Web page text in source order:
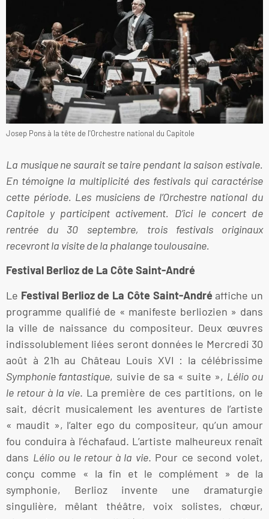
Josep Pons à la tête de l'Orchestre national du Capitole
La musique ne saurait se taire pendant la saison estivale.
En témoigne la multiplicité des festivals qui caractérise
cette période. Les musiciens de l’Orchestre national du
Capitole y participent activement. D’ici le concert de
rentrée du 30 septembre, trois festivals originaux
recevront la visite de la phalange toulousaine.
Festival Berlioz de La Côte Saint-André
Le Festival Berlioz de La Côte Saint-Andréaffiche un
programme qualifié de « manifeste berliozien » dans
la ville de naissance du compositeur. Deux œuvres
indissolublement liées seront données le Mercredi 30
août à 21h au Château Louis XVI : la célébrissime
Symphonie fantastique, suivie de sa « suite », Lélio ou
le retour à la vie. La première de ces partitions, on le
sait, décrit musicalement les aventures de l’artiste
« maudit », l’alter ego du compositeur, qu’un amour
fou conduira à l’échafaud. L’artiste malheureux renaît
dans Lélio ou le retour à la vie. Pour ce second volet,
conçu comme « la fin et le complément » de la
symphonie, Berlioz invente une dramaturgie
singulière, mêlant théâtre, voix solistes, chœur,